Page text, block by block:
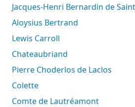
Jacques-Henri Bernardin de
Aloysius Bertrand
Lewis Carroll
Chateaubriand
Pierre Choderlos de Laclos
Colette
Comte de Lautréamont